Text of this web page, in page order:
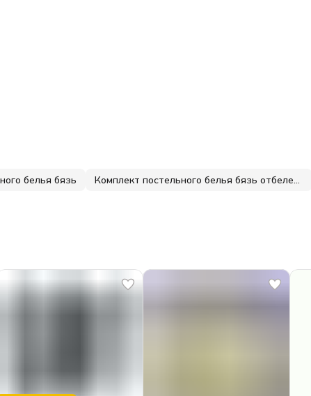
белья бязь Комплект постельного белья бязь отбеленная